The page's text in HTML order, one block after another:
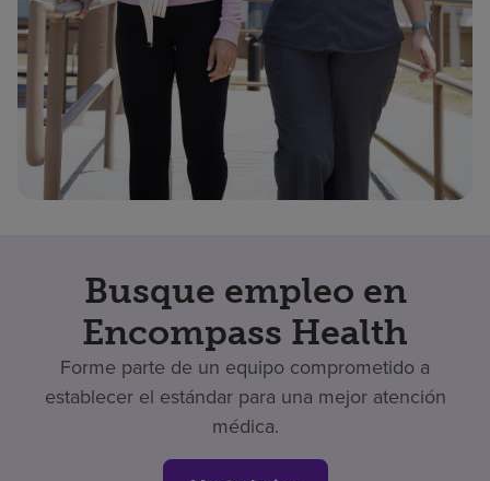
Busque empleo en
Encompass Health
Forme parte de un equipo comprometido a
establecer el estándar para una mejor atención
médica.